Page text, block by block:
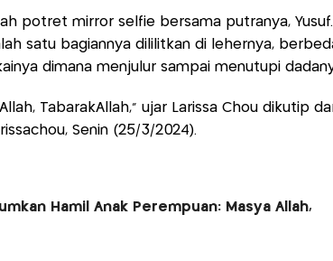
potret mirror selfie bersama putranya, Yusuf.
satu bagiannya dililitkan di lehernya,
dimana menjulur sampai menutupi
TabarakAllah," ujar Larissa Chou dikutip
Senin (25/3/2024).
Hamil Anak Perempuan: Masya Allah,